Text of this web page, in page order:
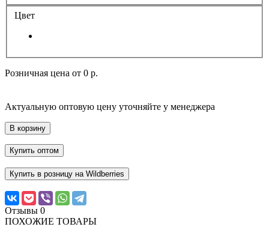
Цвет
Розничная цена от 0 р.
Актуальную оптовую цену уточняйте у менеджера
В корзину
Купить оптом
Купить в розницу на Wildberries
Отзывы 0
ПОХОЖИЕ ТОВАРЫ